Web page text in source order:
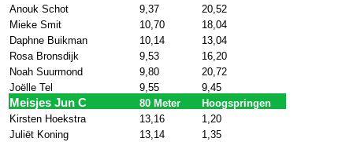
Anouk Schot
9,37
20,52
Mieke Smit
10,70
18,04
Daphne Buikman
10,14
13,04
Rosa Bronsdijk
9,53
16,20
Noah Suurmond
9,80
20,72
Joëlle Tel
9,55 9,45
Meisjes Jun C 80 Meter
Hoogspringen
Kirsten Hoekstra
13,16
1,20
Juliët Koning
13,14
1,35